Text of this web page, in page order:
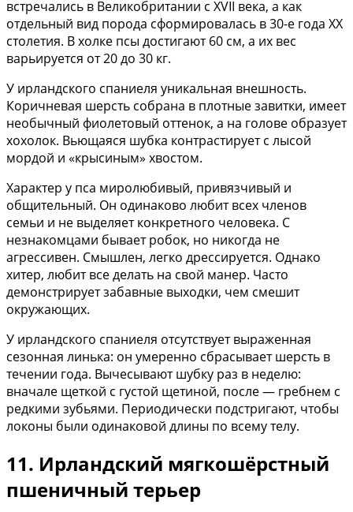
встречались в Великобритании с XVII века, а как
отдельный вид порода сформировалась в 30-е года XX
столетия. В холке псы достигают 60 см, а их вес
варьируется от 20 до 30 кг.
У ирландского спаниеля уникальная внешность.
Коричневая шерсть собрана в плотные завитки, имеет
необычный фиолетовый оттенок, а на голове образует
хохолок. Вьющаяся шубка контрастирует с лысой
мордой и «крысиным» хвостом.
Характер у пса миролюбивый, привязчивый и
общительный. Он одинаково любит всех членов
семьи и не выделяет конкретного человека. С
незнакомцами бывает робок, но никогда не
агрессивен. Смышлен, легко дрессируется. Однако
хитер, любит все делать на свой манер. Часто
демонстрирует забавные выходки, чем смешит
окружающих.
У ирландского спаниеля отсутствует выраженная
сезонная линька: он умеренно сбрасывает шерсть в
течении года. Вычесывают шубку раз в неделю:
вначале щеткой с густой щетиной, после — гребнем с
редкими зубьями. Периодически подстригают, чтобы
локоны были одинаковой длины по всему телу.
11. Ирландский мягкошёрстный
пшеничный терьер